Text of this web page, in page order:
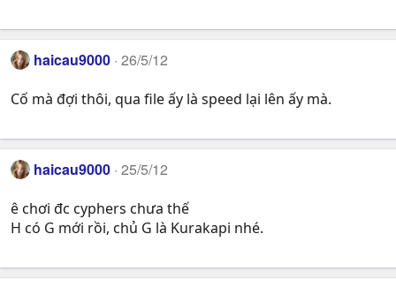
haicau9000 26/5/12
Cố mà đợi thôi, qua file ấy là speed lại lên ấy mà.
haicau9000 25/5/12
ê chơi đc cyphers chưa thế
H có G mới rồi, chủ G là Kurakapi nhé.